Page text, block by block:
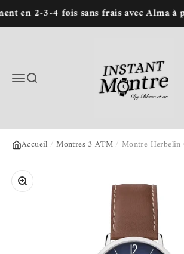
Passer au contenu
en 2-3-4 fois sans frais avec Alma à
MenuRecherche
Accueil / Montres 3 ATM / Montre Herbelin
Zoomer sur l'image